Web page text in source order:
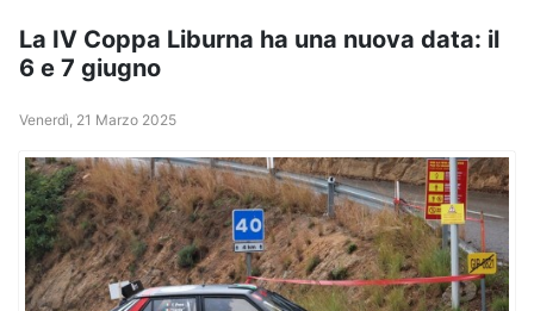
La IV Coppa Liburna ha una nuova data: il
6 e 7 giugno
Venerdì, 21 Marzo 2025